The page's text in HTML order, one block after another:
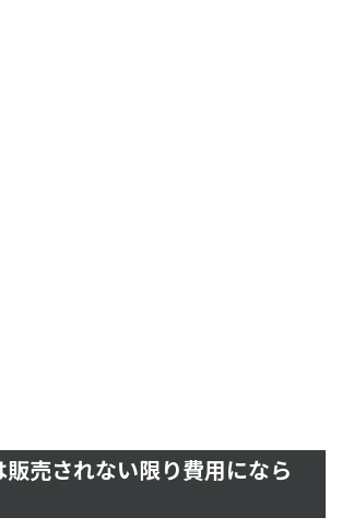
売されない限り費用になら